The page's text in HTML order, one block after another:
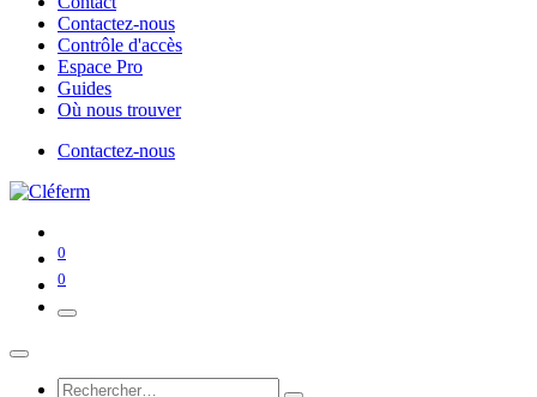
Contactez-nous
Contrôle d'accès
Espace Pro
Guides
Où nous trouver
Contactez-nous
0
0